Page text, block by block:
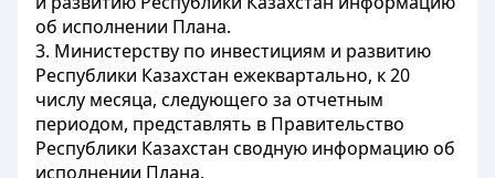
об исполнении Плана.
3. Министерству по инвестициям и развитию
Республики Казахстан ежеквартально, к 20
числу месяца, следующего за отчетным
периодом, представлять в Правительство
Республики Казахстан сводную информацию об
исполнении Плана.